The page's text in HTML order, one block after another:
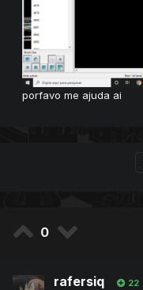
porfavo me ajuda ai
0
rafersiq 22